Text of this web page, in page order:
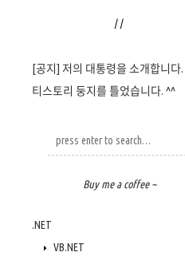
/ /
[공지] 저의 대통령을 소개합니다.
티스토리 둥지를 틀었습니다. ^^
Buy me a coffee ~
.NET
VB.NET